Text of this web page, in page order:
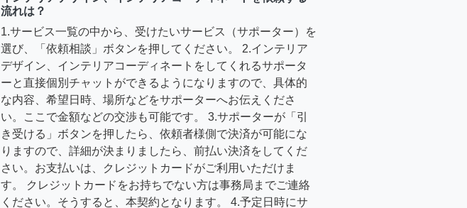
流れは？
1.サービス一覧の中から、受けたいサービス（サポーター）を
選び、「依頼相談」ボタンを押してください。 2.インテリア
デザイン、インテリアコーディネートをしてくれるサポータ
ーと直接個別チャットができるようになりますので、具体的
な内容、希望日時、場所などをサポーターへお伝えくださ
い。ここで金額などの交渉も可能です。 3.サポーターが「引
き受ける」ボタンを押したら、依頼者様側で決済が可能にな
りますので、詳細が決まりましたら、前払い決済をしてくだ
さい。お支払いは、クレジットカードがご利用いただけま
す。 クレジットカードをお持ちでない方は事務局までご連絡
ください。そうすると、本契約となります。 4.予定日時にサ